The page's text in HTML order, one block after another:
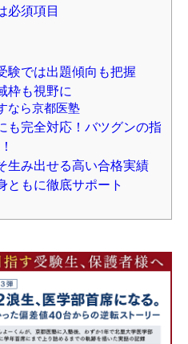
必須項目
験では出題傾向も把握
枠も視野に
なら京都医塾
も完全対応！バツグンの指
生み出せる高い合格実績
もに徹底サポート